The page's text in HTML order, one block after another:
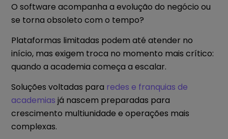
O software acompanha a evolução do negócio ou
se torna obsoleto com o tempo?
Plataformas limitadas podem até atender no
início, mas exigem troca no momento mais crítico:
quando a academia começa a escalar.
Soluções voltadas para redes e franquias de
academias já nascem preparadas para
crescimento multiunidade e operações mais
complexas.